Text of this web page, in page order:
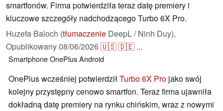
smartfonów. Firma potwierdziła teraz datę premiery i
kluczowe szczegóły nadchodzącego Turbo 6X Pro.
Huzefa Baloch (tłumaczenie DeepL / Ninh Duy),
Opublikowany08/06/2026🇺🇸🇩🇪 ...
SmartphoneOnePlusAndroid
OnePlus wcześniej potwierdziłTurbo 6X Pro jako swój
kolejny przystępny cenowo smartfon. Teraz firma ujawniła
dokładną datę premiery na rynku chińskim, wraz z nowymi